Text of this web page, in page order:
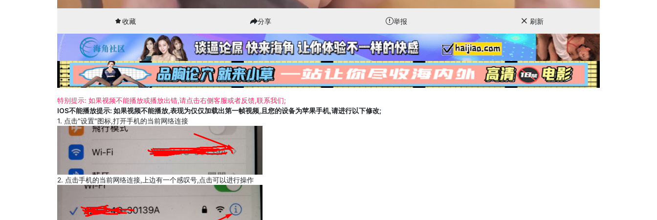
收藏 分享 举报 刷新
特别提示: 如果视频不能播放或播放出错,请点击右侧客服或者反馈,联系我们;
IOS不能播放提示: 如果视频不能播放,表现为仅仅加载出第一帧视频,且您的设备为苹果手机,请进行以下修改;
1. 点击"设置"图标,打开手机的当前网络连接
2. 点击手机的当前网络连接,上边有一个感叹号,点击可以进行操作